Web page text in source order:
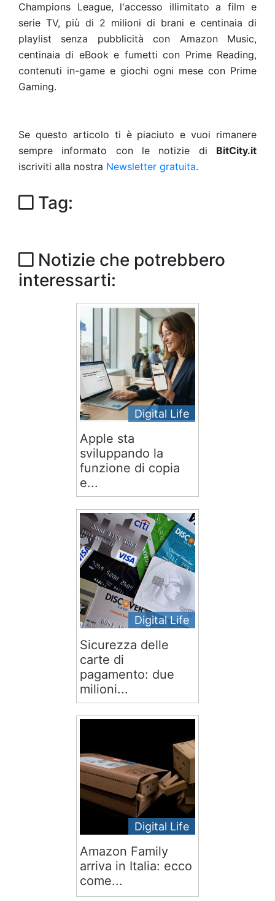
Champions League, l'accesso illimitato a film e
serie TV, più di 2 milioni di brani e centinaia di
playlist senza pubblicità con Amazon Music,
centinaia di eBook e fumetti con Prime Reading,
contenuti in-game e giochi ogni mese con Prime
Gaming.
Se questo articolo ti è piaciuto e vuoi rimanere
sempre informato con le notizie di BitCity.it
iscriviti alla nostra Newsletter gratuita.
Tag:
Notizie che potrebbero
interessarti:
Digital Life
Apple sta
sviluppando la
funzione di copia
e...
Digital Life
Sicurezza delle
carte di
pagamento: due
milioni...
Digital Life
Amazon Family
arriva in Italia: ecco
come...